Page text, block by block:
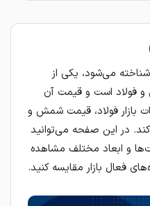
می‌شود، یکی از
و فولاد است و قیمت آن
بازار فولاد، قیمت شمش و
در این صفحه می‌توانید
و ابعاد مختلف مشاهده
فعال بازار مقایسه کنید.